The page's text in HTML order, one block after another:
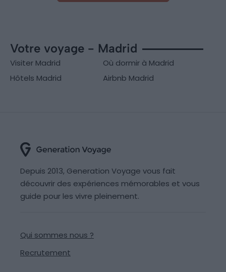
Votre voyage - Madrid
Visiter Madrid
Où dormir à Madrid
Hôtels Madrid
Airbnb Madrid
Depuis 2013, Generation Voyage vous fait
découvrir des expériences mémorables et vous
guide pour les vivre pleinement.
Qui sommes nous ?
Recrutement